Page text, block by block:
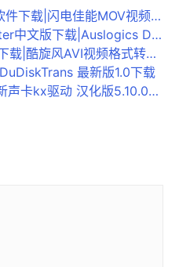
能MOV视频恢复软件 最新版v6.6.7下载
Driver Updater 破解版v1.8.0.0下载
频格式转换器 官方最新版v2.0.1.0下载
最新版1.0下载
驱动 汉化版5.10.00.3552下载